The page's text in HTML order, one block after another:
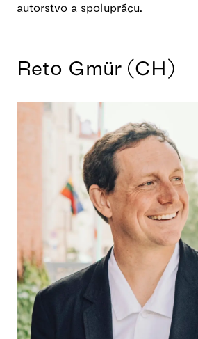
autorstvo a spoluprácu.
Reto Gmür (CH)